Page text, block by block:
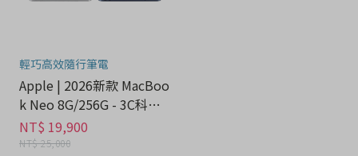
輕巧高效隨行筆電
Apple | 2026新款 MacBoo
k Neo 8G/256G - 3C科技
分期
NT$ 19,900
NT$ 25,000